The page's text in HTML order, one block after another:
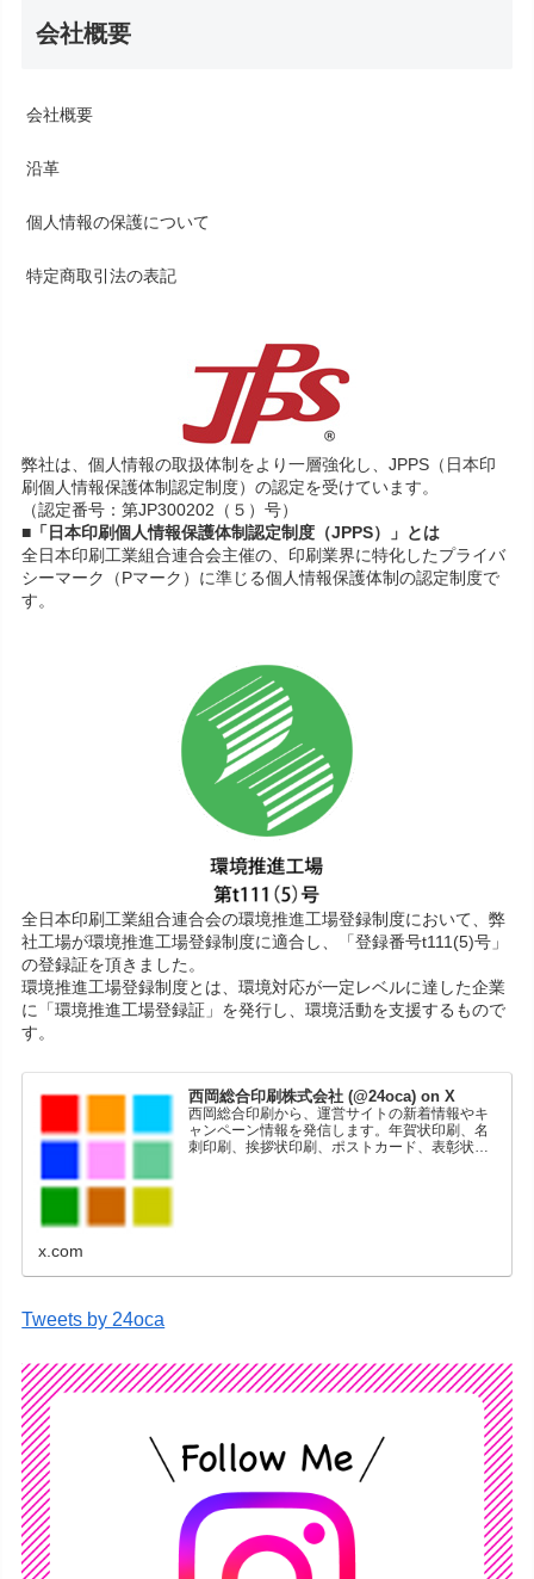
会社概要
会社概要
沿革
個人情報の保護について
特定商取引法の表記
弊社は、個人情報の取扱体制をより一層強化し、JPPS（日本印
刷個人情報保護体制認定制度）の認定を受けています。
（認定番号：第JP300202（５）号）
■「日本印刷個人情報保護体制認定制度（JPPS）」とは
全日本印刷工業組合連合会主催の、印刷業界に特化したプライバ
シーマーク（Pマーク）に準じる個人情報保護体制の認定制度で
す。
全日本印刷工業組合連合会の環境推進工場登録制度において、弊
社工場が環境推進工場登録制度に適合し、「登録番号t111(5)号」
の登録証を頂きました。
環境推進工場登録制度とは、環境対応が一定レベルに達した企業
に「環境推進工場登録証」を発行し、環境活動を支援するもので
す。
西岡総合印刷株式会社 (@24oca) on X
西岡総合印刷から、運営サイトの新着情報やキ
ャンペーン情報を発信します。年賀状印刷、名
刺印刷、挨拶状印刷、ポストカード、表彰状印
x.com
Tweets by 24oca